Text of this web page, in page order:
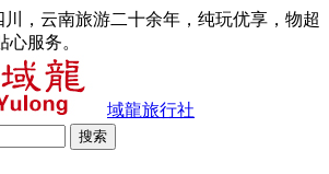
，云南旅游二十余年，纯玩优享，物超
心服务。
域龍旅行社
搜索